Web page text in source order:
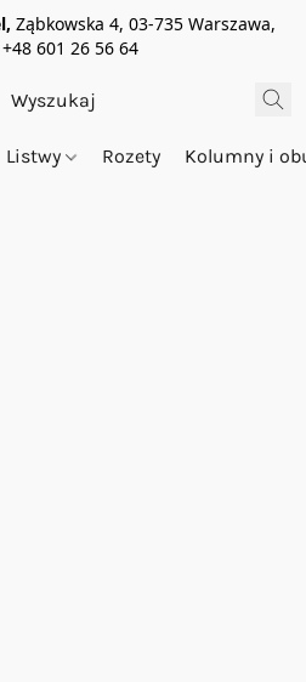
Ząbkowska 4, 03-735 Warszawa,
601 26 56 64
Listwy Rozety Kolumny i